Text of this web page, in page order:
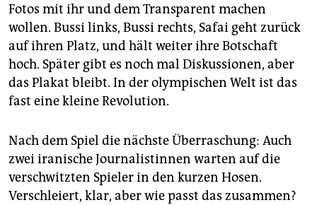
Fotos mit ihr und dem Transparent machen
wollen. Bussi links, Bussi rechts, Safai geht zurück
auf ihren Platz, und hält weiter ihre Botschaft
hoch. Später gibt es noch mal Diskussionen, aber
das Plakat bleibt. In der olympischen Welt ist das
fast eine kleine Revolution.
Nach dem Spiel die nächste Überraschung: Auch
zwei iranische Journalistinnen warten auf die
verschwitzten Spieler in den kurzen Hosen.
Verschleiert, klar, aber wie passt das zusammen?